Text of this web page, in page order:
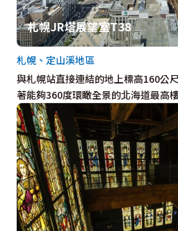
札幌JR塔展望室T38
與札幌站直接連結的地上標高160公
著能夠360度環瞰全景的北海道最高
札幌、定山溪地區